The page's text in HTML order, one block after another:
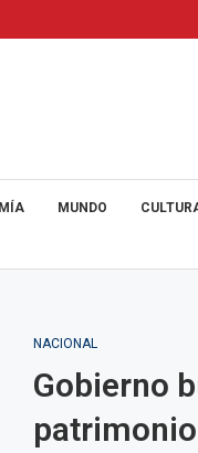
MUNDO
NACIONAL
Gobierno